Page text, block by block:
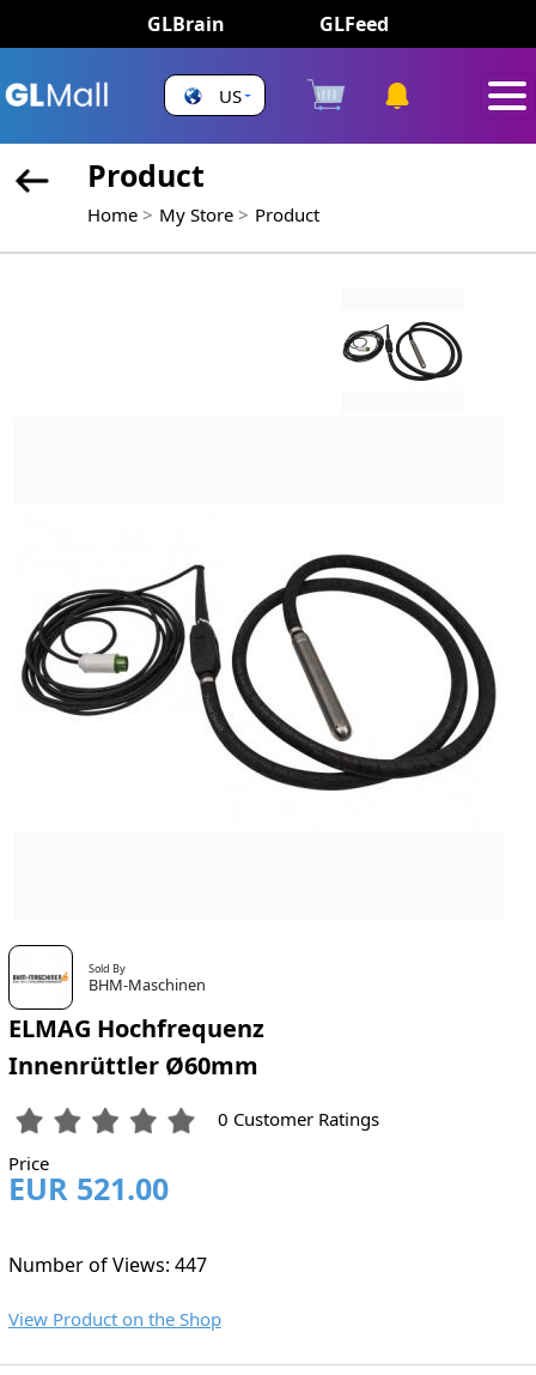
GLBrain GLFeed
US
Product
Home My Store Product
Sold By
BHM-Maschinen
ELMAG Hochfrequenz
Innenrüttler Ø60mm
0 Customer Ratings
Price
EUR 521.00
Number of Views: 447
View Product on the Shop